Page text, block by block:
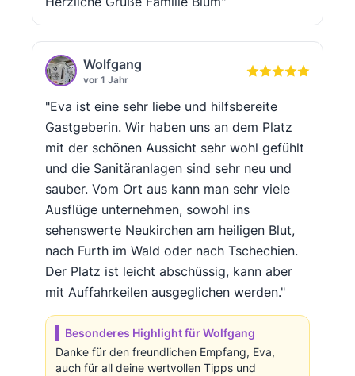
Wolfgang
vor 1 Jahr
"Eva ist eine sehr liebe und hilfsbereite
Gastgeberin. Wir haben uns an dem Platz
mit der schönen Aussicht sehr wohl gefühlt
und die Sanitäranlagen sind sehr neu und
sauber. Vom Ort aus kann man sehr viele
Ausflüge unternehmen, sowohl ins
sehenswerte Neukirchen am heiligen Blut,
nach Furth im Wald oder nach Tschechien.
Der Platz ist leicht abschüssig, kann aber
mit Auffahrkeilen ausgeglichen werden."
Besonderes Highlight für Wolfgang
Danke für den freundlichen Empfang, Eva,
auch für all deine wertvollen Tipps und